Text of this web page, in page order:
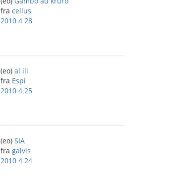
fra cellus
2010 4 28
(eo) al ili
fra Espi
2010 4 25
(eo) SIA
fra galvis
2010 4 24